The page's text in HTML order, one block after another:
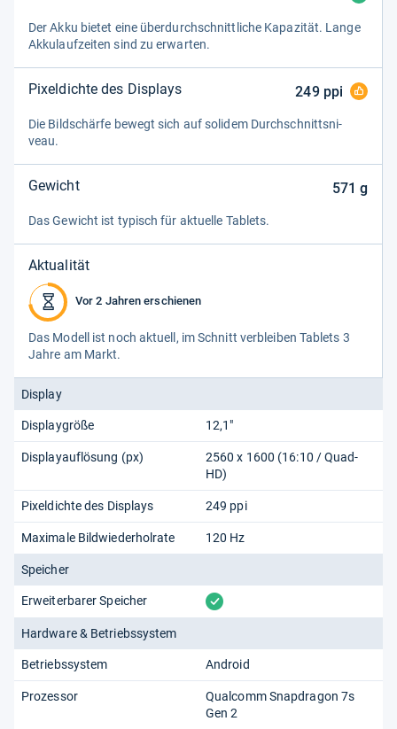
Der Akku bie­tet eine über­durch­schnitt­li­che Kapa­zi­tät. Lange
Akku­lauf­zei­ten sind zu erwar­ten.
Pixeldichte des Displays 249ppi
Die Bild­schärfe bewegt sich auf soli­dem Durch­schnitts­ni­
veau.
Gewicht 571 g
Das Gewicht ist typisch für aktu­elle Tablets.
Aktualität
Vor 2 Jahren erschienen
Das Modell ist noch aktu­ell, im Schnitt ver­blei­ben Tablets 3
Jahre am Markt.
Display
Displaygröße 12,1"
Displayauflösung (px)
2560 x 1600 (16:10 / Quad-
HD)
Pixeldichte des Displays 249 ppi
Maximale Bildwiederholrate 120 Hz
Speicher
Erweiterbarer Speicher vorhanden
Hardware & Betriebssystem
Betriebssystem Android
Prozessor
Qualcomm Snapdragon 7s
Gen 2